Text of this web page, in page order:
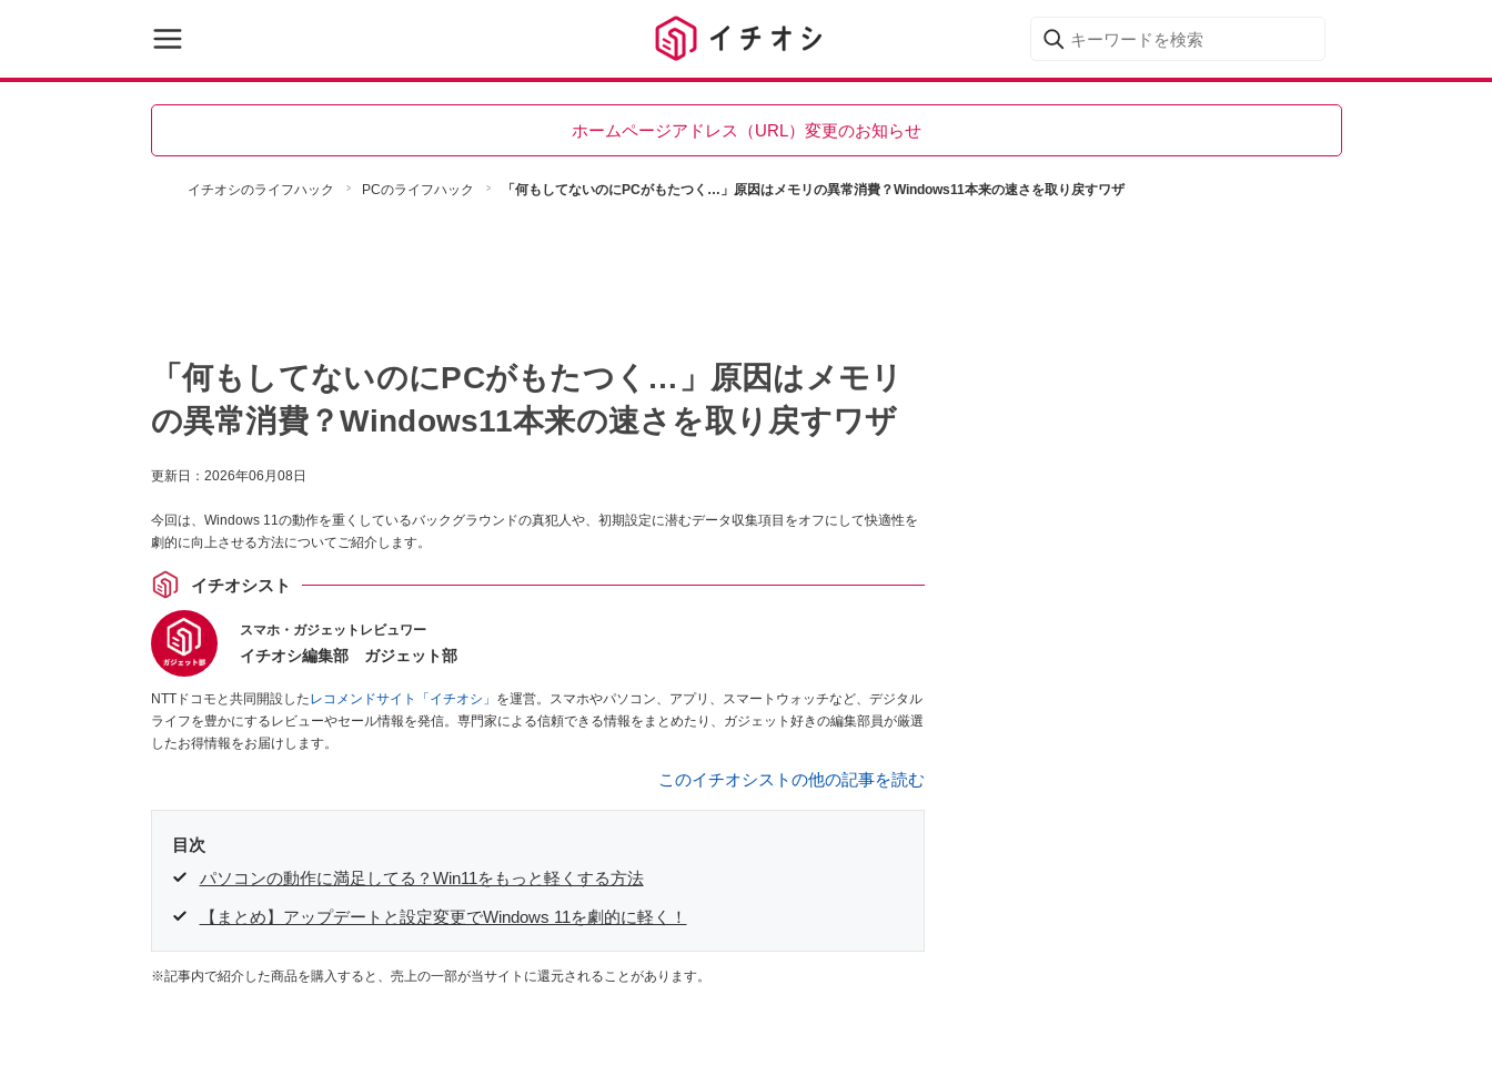
ホームページアドレス（URL）変更のお知らせ
イチオシのライフハック PCのライフハック 「何もしてないのにPCがもたつく…」原因はメモリの異常消費？Windows11本来の速さを取り戻すワザ
「何もしてないのにPCがもたつく…」原因はメモリ
の異常消費？Windows11本来の速さを取り戻すワザ
更新日： 2026年06月08日
今回は、Windows 11の動作を重くしているバックグラウンドの真犯人や、初期設定に潜むデータ収集項目をオフにして快適性を
劇的に向上させる方法についてご紹介します。
イチオシスト
スマホ・ガジェットレビュワー
イチオシ編集部 ガジェット部
NTTドコモと共同開設したレコメンドサイト「イチオシ」 を運営。スマホやパソコン、アプリ、スマートウォッチなど、デジタル
ライフを豊かにするレビューやセール情報を発信。専門家による信頼できる情報をまとめたり、ガジェット好きの編集部員が厳選
したお得情報をお届けします。
このイチオシストの他の記事を読む
目次
パソコンの動作に満足してる？Win11をもっと軽くする方法
【まとめ】アップデートと設定変更でWindows 11を劇的に軽く！
※記事内で紹介した商品を購入すると、売上の一部が当サイトに還元されることがあります。